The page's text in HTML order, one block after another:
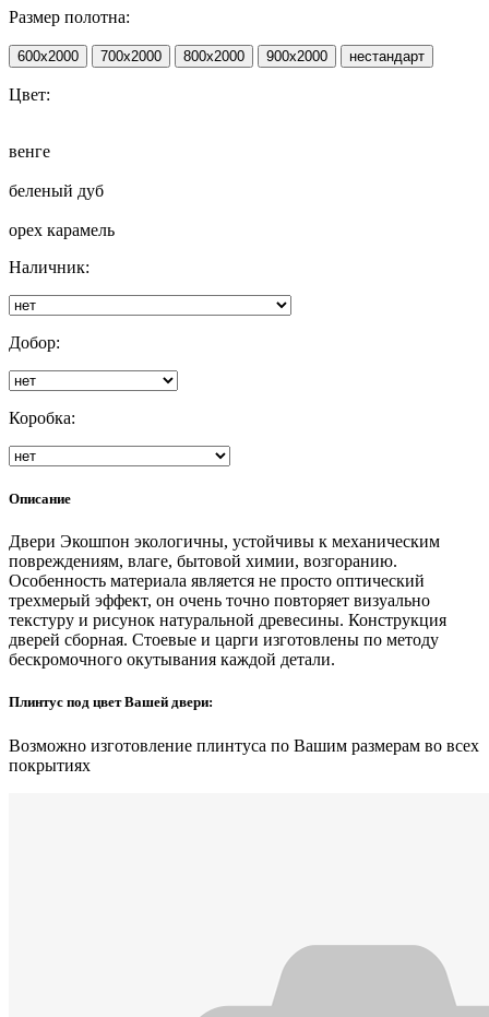
Размер полотна:
600х2000 700х2000 800х2000 900х2000 нестандарт
Цвет:
венге
беленый дуб
орех карамель
Наличник:
Добор:
Коробка:
Описание
Двери Экошпон экологичны, устойчивы к механическим
повреждениям, влаге, бытовой химии, возгоранию.
Особенность материала является не просто оптический
трехмерый эффект, он очень точно повторяет визуально
текстуру и рисунок натуральной древесины. Конструкция
дверей сборная. Стоевые и царги изготовлены по методу
бескромочного окутывания каждой детали.
Плинтус под цвет Вашей двери:
Возможно изготовление плинтуса по Вашим размерам во всех
покрытиях